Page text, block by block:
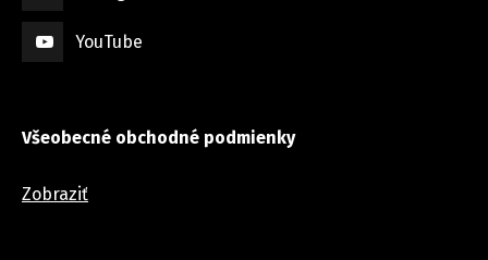
YouTube
Všeobecné obchodné podmienky
Zobraziť